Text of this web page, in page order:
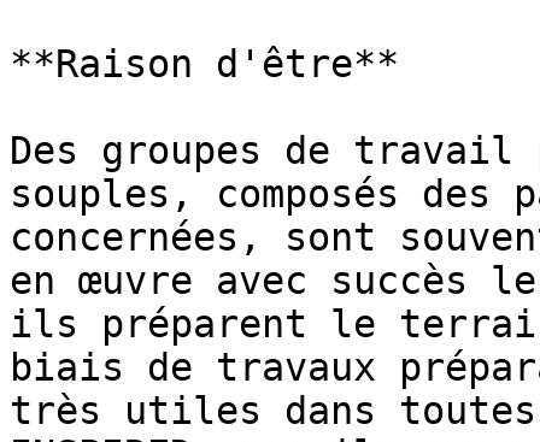
**Raison d'être**
Des groupes de
souples, composés des
concernées, sont
en œuvre avec succès
ils préparent le
biais de travaux
très utiles dans toutes